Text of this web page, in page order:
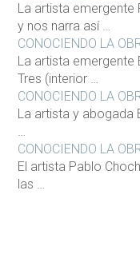
La artista emergente
y nos narra así …
CONOCIENDO LA
La artista emergente
Tres (interior …
CONOCIENDO LA
La artista y abogada
…
CONOCIENDO LA
El artista Pablo
las …